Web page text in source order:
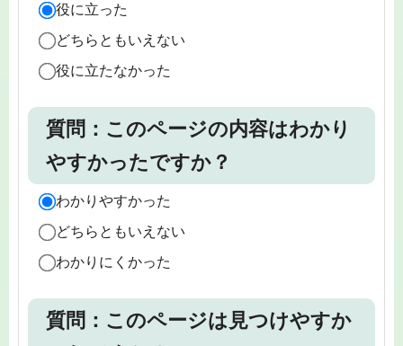
役に立った
どちらともいえない
役に立たなかった
質問：このページの内容はわかり
やすかったですか？
わかりやすかった
どちらともいえない
わかりにくかった
質問：このページは見つけやすか